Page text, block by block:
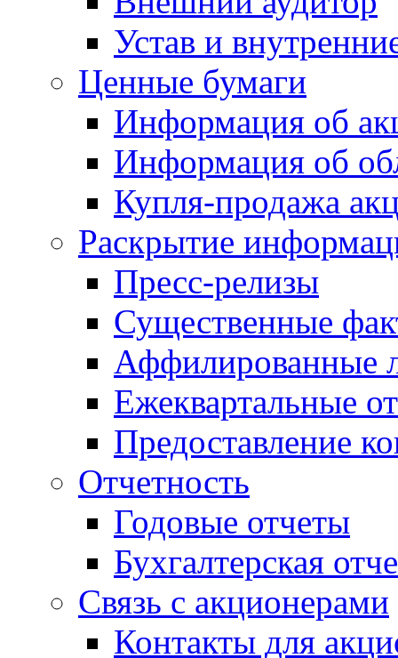
Устав и
Ценные бумаги
Информация об
Информация об
Купля-продажа
Раскрытие
Пресс-релизы
Существенные
Аффилированные
Ежеквартальные
Предоставление
Отчетность
Годовые отчеты
Бухгалтерская
Связь с акционерами
Контакты для